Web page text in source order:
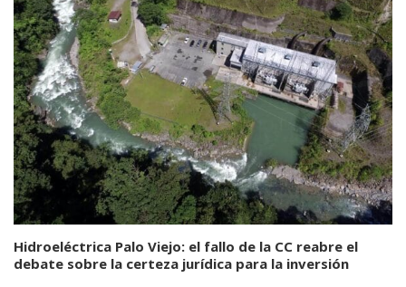
Hidroeléctrica Palo Viejo: el fallo de la CC reabre el
debate sobre la certeza jurídica para la inversión